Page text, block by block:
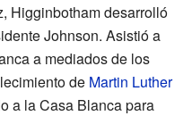
Higginbotham desarrolló
Johnson. Asistió a
a mediados de los
de Martin Luther
a la Casa Blanca para